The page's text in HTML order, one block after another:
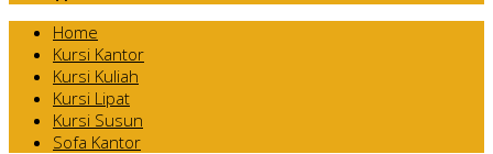
Home
Kursi Kantor
Kursi Kuliah
Kursi Lipat
Kursi Susun
Sofa Kantor